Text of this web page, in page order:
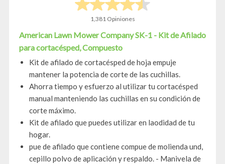
1,381 Opiniones
American Lawn Mower Company SK-1 - Kit de Afilado
para cortacésped, Compuesto
Kit de afilado de cortacésped de hoja empuje
mantener la potencia de corte de las cuchillas.
Ahorra tiempo y esfuerzo al utilizar tu cortacésped
manual manteniendo las cuchillas en su condición de
corte máximo.
Kit de afilado que puedes utilizar en laodidad de tu
hogar.
pue de afilado que contiene compue de molienda und,
cepillo polvo de aplicación y respaldo. - Manivela de